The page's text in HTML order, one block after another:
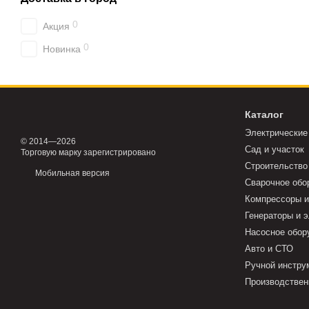
Акция 0
Новинка 0
© 2014—2026
Торговую марку зарегистрировано
Мобильная версия
Каталог
Сад и участок
Сварочное
Компрессоры
Генераторы и
Насосное
Авто и СТО
Ручной